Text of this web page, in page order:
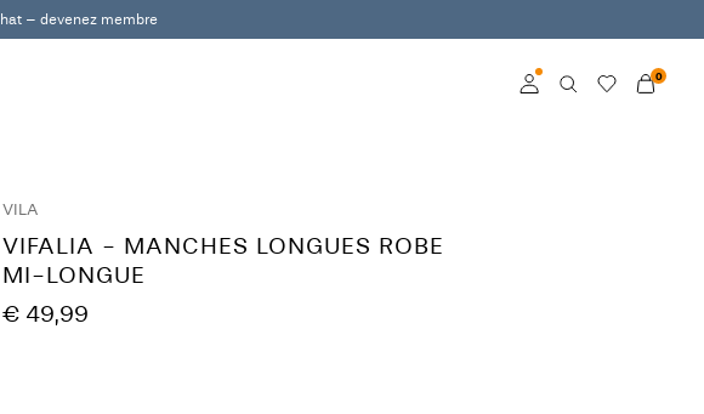
– devenez membre
0
VILA
VIFALIA - MANCHES LONGUES ROBE
MI-LONGUE
€ 49,99